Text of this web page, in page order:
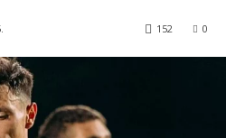
0
152